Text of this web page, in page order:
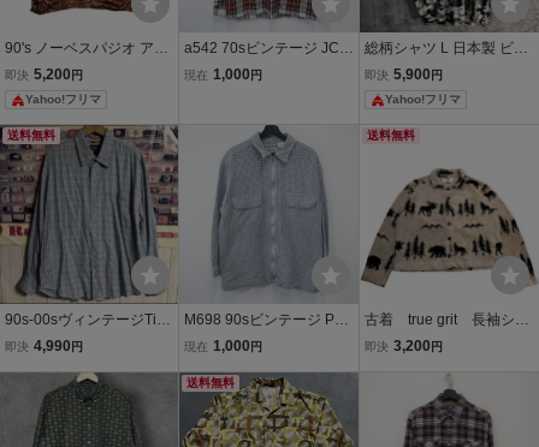
90's ノーベスパジオ アニ
マル柄 シルク シャツ M
ブラウン 総柄 長袖シャツ
ビンテージ レトロ 古着 ヴ
ィンテージ 絹
即決 5,200 円
Yahoo!フリマ
a542 70sビンテージ JCペ
ニー 長袖シャツ■1970年
安 ヴィンテージ 希少 80s
現在 1,000 円
総柄シャツ L 日本製 ビス
コース100% モノトーン
アート柄 90sモード 長袖
総柄 ヴィンテージ 古着 シ
ャツ 一点物
即決 5,900 円
Yahoo!フリマ
送料無料
90s-00sヴィンテージTim
berlandチェック柄長袖シ
即決 4,990 円
M698 90sビンテージ PR
OPERTY 長袖ヘビーネル
XLサイズ ブルー チェック
フルジップ 柄 アメカジ 古
着 激安
現在 1,000 円
送料無料
古着 true grit 長袖シャ
ツ パイル 総柄 アニ
即決 3,200 円
送料無料